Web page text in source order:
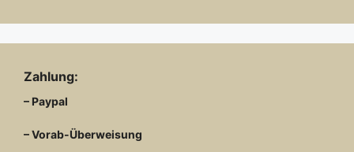
Zahlung:
– Paypal
– Vorab-Überweisung